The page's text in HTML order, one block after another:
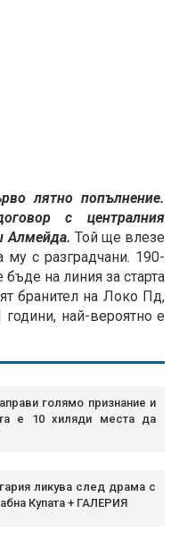
лятно попълнение.
с централния
Алмейда. Той ще влезе
му с разградчани. 190-
на линия за старта
бранител на Локо Пд,
най-вероятно е
голямо признание и
е 10 хиляди места да
ликува след драма с
Купата + ГАЛЕРИЯ